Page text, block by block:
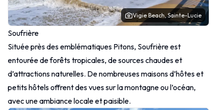
Vigie Beach, Sainte-Lucie
Soufrière
Située près des emblématiques Pitons, Soufrière est
entourée de forêts tropicales, de sources chaudes et
d’attractions naturelles. De nombreuses maisons d’hôtes et
petits hôtels offrent des vues sur la montagne ou l’océan,
avec une ambiance locale et paisible.